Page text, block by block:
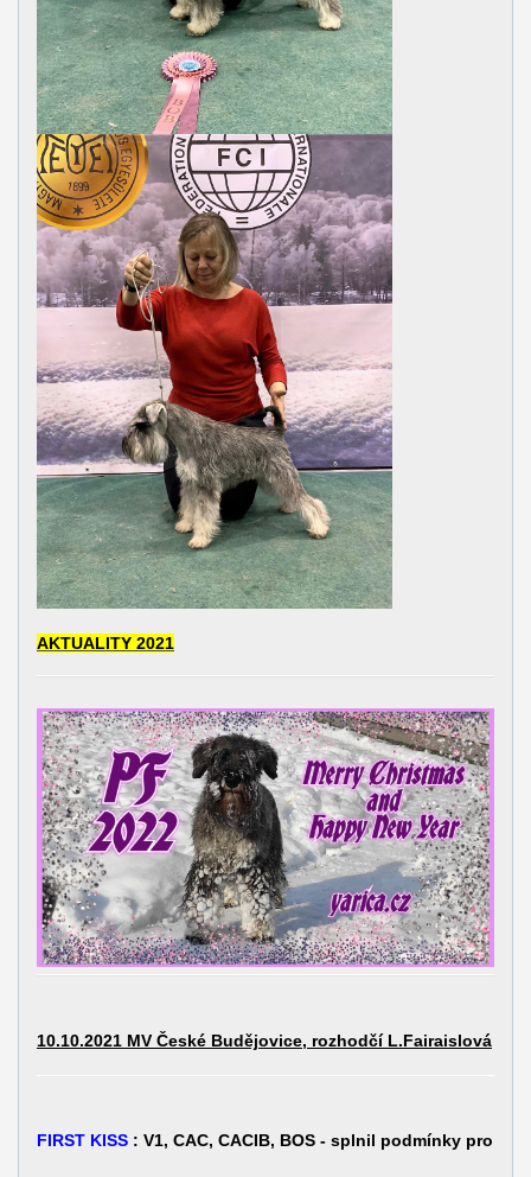
AKTUALITY 2021
10.10.2021 MV České Budějovice, rozhodčí L.Fairaislová
FIRST KISS : V1, CAC, CACIB, BOS - splnil podmínky pro